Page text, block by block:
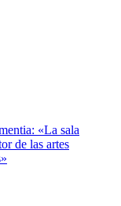
«La sala
de las artes